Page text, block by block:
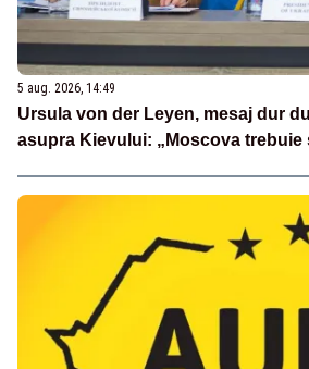
5 aug. 2026, 14:49
Ursula von der Leyen, mesaj dur
asupra Kievului: „Moscova trebuie